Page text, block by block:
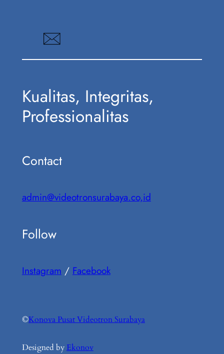
Kualitas, Integritas,
Professionalitas
Contact
admin@videotronsurabaya.co,id
Follow
Instagram / Facebook
©Konova Pusat Videotron Surabaya
Designed byEkonov